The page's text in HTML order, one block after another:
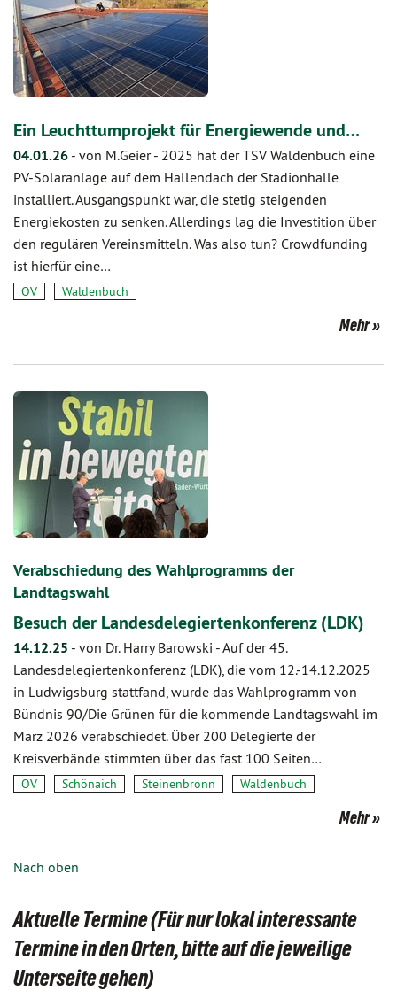
Ein Leuchttumprojekt für Energiewende und…
04.01.26 - von M.Geier- 2025 hat der TSV Waldenbuch eine
PV-Solaranlage auf dem Hallendach der Stadionhalle
installiert. Ausgangspunkt war, die stetig steigenden
Energiekosten zu senken. Allerdings lag die Investition über
den regulären Vereinsmitteln. Was also tun? Crowdfunding
ist hierfür eine…
OV Waldenbuch
Mehr
Verabschiedung des Wahlprogramms der
Landtagswahl
Besuch der Landesdelegiertenkonferenz (LDK)
14.12.25 - von Dr. Harry Barowski -Auf der 45.
Landesdelegiertenkonferenz (LDK), die vom 12.-14.12.2025
in Ludwigsburg stattfand, wurde das Wahlprogramm von
Bündnis 90/Die Grünen für die kommende Landtagswahl im
März 2026 verabschiedet. Über 200 Delegierte der
Kreisverbände stimmten über das fast 100 Seiten…
OV Schönaich Steinenbronn Waldenbuch
Mehr
Nach oben
Aktuelle Termine (Für nur lokal interessante
Termine in den Orten, bitte auf die jeweilige
Unterseite gehen)